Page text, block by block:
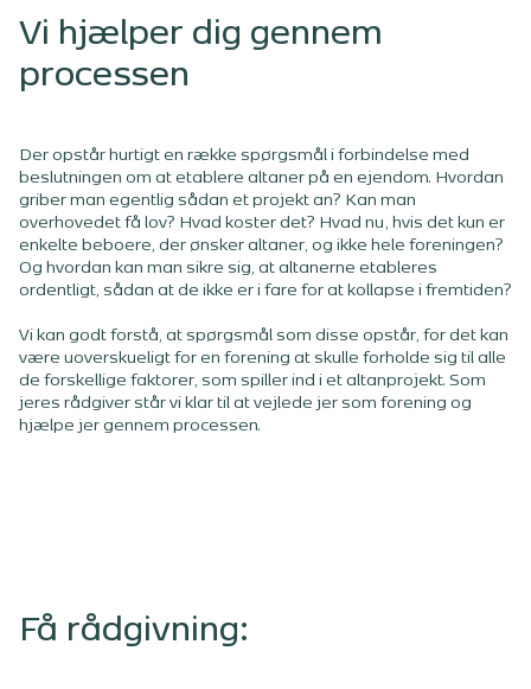
Vi hjælper dig gennem
processen
Der opstår hurtigt en række spørgsmål i forbindelse med
beslutningen om at etablere altaner på en ejendom. Hvordan
griber man egentlig sådan et projekt an? Kan man
overhovedet få lov? Hvad koster det? Hvad nu, hvis det kun er
enkelte beboere, der ønsker altaner, og ikke hele foreningen?
Og hvordan kan man sikre sig, at altanerne etableres
ordentligt, sådan at de ikke er i fare for at kollapse i fremtiden?
Vi kan godt forstå, at spørgsmål som disse opstår, for det kan
være uoverskueligt for en forening at skulle forholde sig til alle
de forskellige faktorer, som spiller ind i et altanprojekt. Som
jeres rådgiver står vi klar til at vejlede jer som forening og
hjælpe jer gennem processen.
Få rådgivning: